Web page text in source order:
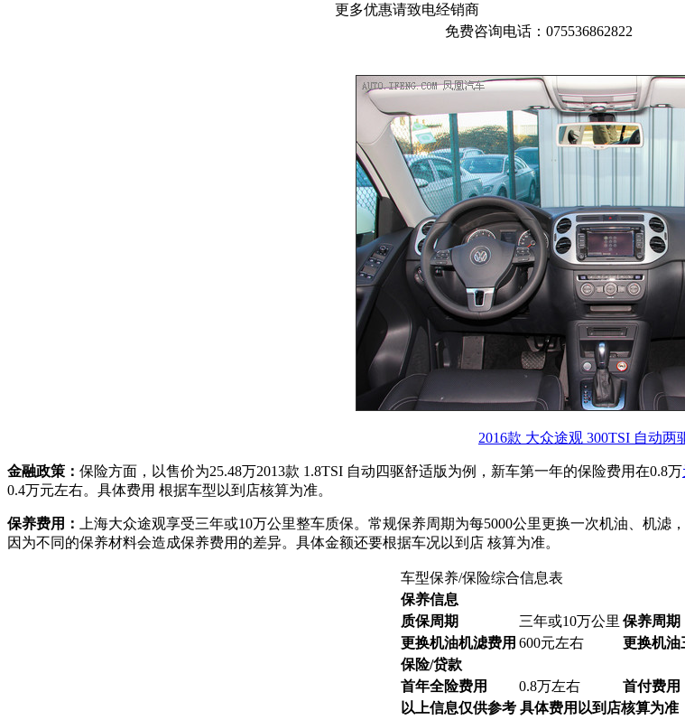
更多优惠请致电经销商
免费咨询电话：075536862822
2016款 大众途观 300TSI 自动两
金融政策： 保险方面，以售价为25.48万2013款 1.8TSI 自动四驱舒适版为例，新车第一年的保险费用在0.8万
0.4万元左右。具体费用 根据车型以到店核算为准。
保养费用：
上海大众途观享受三年或10万公里整车质保。常规保养周期为每5000公里更换一次机油、机
因为不同的保养材料会造成保养费用的差异。具体金额还要根据车况以到店 核算为准。
车型保养/保险综合信息表
保养信息
质保周期
三年或10万公里 保养周期
更换机油机滤费用 600元左右 更换机油
保险/贷款
首年全险费用
0.8万左右 首付费用
以上信息仅供参考 具体费用以到店核算为准